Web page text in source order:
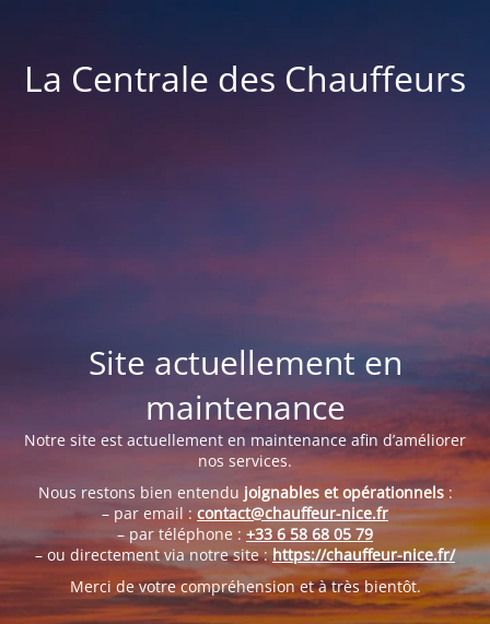
La Centrale des Chauffeurs
Site actuellement en
maintenance
Notre site est actuellement en maintenance afin d’améliorer
nos services.
Nous restons bien entendu joignables et opérationnels:
– par email :contact@chauffeur-nice.fr
– par téléphone : +33 6 58 68 05 79
– ou directement via notre site :https://chauffeur-nice.fr/
Merci de votre compréhension et à très bientôt.